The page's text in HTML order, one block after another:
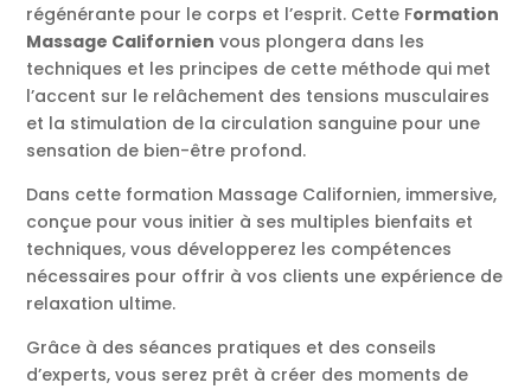
régénérante pour le corps et l’esprit. Cette Formation
Massage Californien vous plongera dans les
techniques et les principes de cette méthode qui met
l’accent sur le relâchement des tensions musculaires
et la stimulation de la circulation sanguine pour une
sensation de bien-être profond.
Dans cette formation Massage Californien, immersive,
conçue pour vous initier à ses multiples bienfaits et
techniques, vous développerez les compétences
nécessaires pour offrir à vos clients une expérience de
relaxation ultime.
Grâce à des séances pratiques et des conseils
d’experts, vous serez prêt à créer des moments de